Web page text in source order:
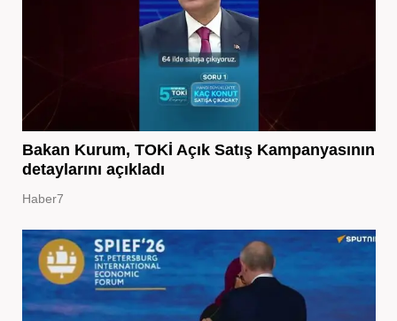
Bakan Kurum, TOKİ Açık Satış Kampanyasının
detaylarını açıkladı
Haber7